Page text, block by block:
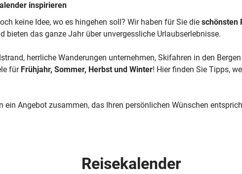
inspirieren
keine Idee, wo es hingehen soll? Wir haben für Sie die schönsten
bieten das ganze Jahr über unvergessliche Urlaubserlebnisse.
herrliche Wanderungen unternehmen, Skifahren in den
für Frühjahr, Sommer, Herbst und Winter! Hier finden Sie Tipps,
Angebot zusammen, das Ihren persönlichen Wünschen
Reisekalender